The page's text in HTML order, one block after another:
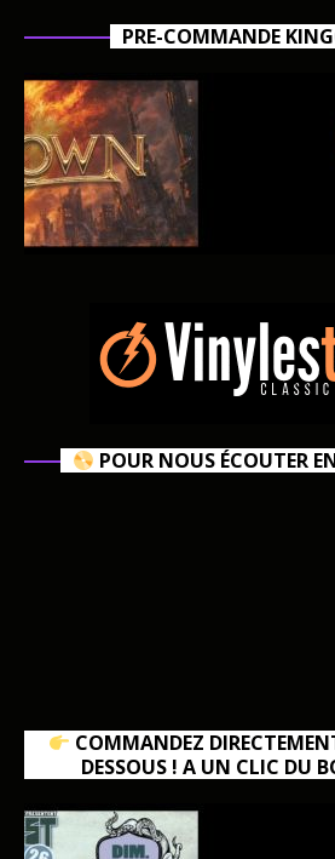
PRE-COMMANDE
POUR NOUS ÉCOUTER
COMMANDEZ
DESSOUS ! A UN CLIC DU